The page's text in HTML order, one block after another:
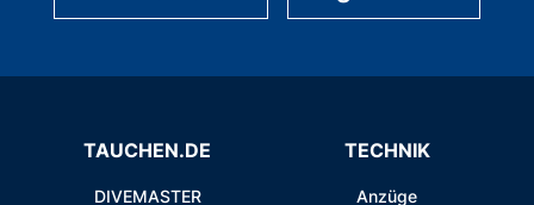
TAUCHEN.DE
DIVEMASTER
TECHNIK
Anzüge